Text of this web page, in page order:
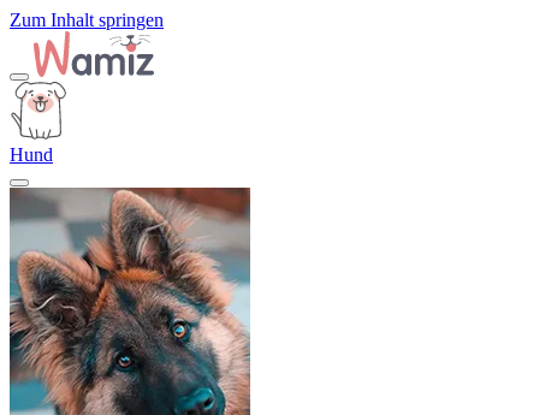
Zum Inhalt springen
Hund